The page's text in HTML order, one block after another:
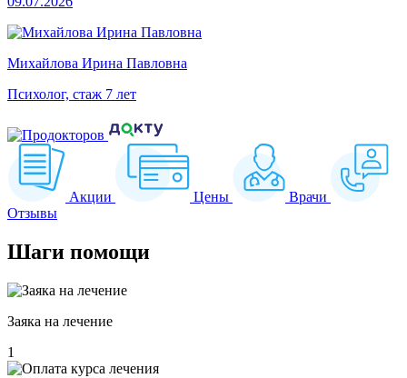
Михайлова Ирина Павловна
Психолог, стаж 7 лет
Акции Цены
Врачи
Отзывы
Шаги помощи
Заяка на лечение
1